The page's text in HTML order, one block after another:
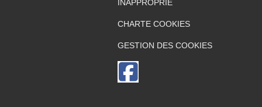
INAPPROPRIÉ
CHARTE COOKIES
GESTION DES COOKIES